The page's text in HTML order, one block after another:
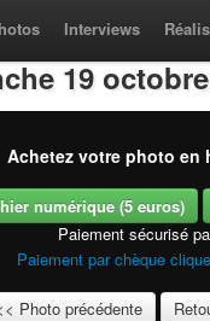
Interviews
19
Achetez votre photo en
numérique (5 euros)
Paiement sécurisé
Paiement par chèque
Photo précédente